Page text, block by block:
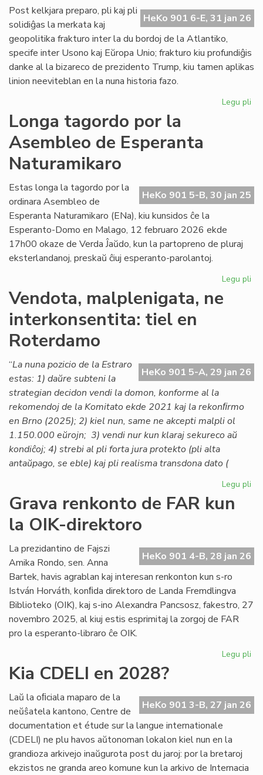
ĉe
HeKo 901 6-E, 31 jan 26
Post kelkjara preparo, pli kaj pli
solidiĝas la merkata kaj
geopolitika frakturo inter la du bordoj de la Atlantiko,
specife inter Usono kaj Eŭropa Unio; frakturo kiu profundiĝis
danke al la bizareco de prezidento Trump, kiu tamen aplikas
linion neeviteblan en la nuna historia fazo.
Legu pli
ĉe
Longa tagordo por la
Asembleo de Esperanta
Naturamikaro
HeKo 901 5-B, 30 jan 25
Estas longa la tagordo por la
ordinara Asembleo de
Esperanta Naturamikaro (ENa), kiu kunsidos ĉe la
Esperanto-Domo en Malago, 12 februaro 2026 ekde
17h00 okaze de Verda Ĵaŭdo, kun la partopreno de pluraj
eksterlandanoj, preskaŭ ĉiuj esperanto-parolantoj.
Legu pli
Vendota, malplenigata, ne
interkonsentita: tiel en
Roterdamo
HeKo 901 5-A, 29 jan 26
“La nuna pozicio de la Estraro
estas: 1) daŭre subteni la
strategian decidon vendi la domon, konforme al la
rekomendoj de la Komitato ekde 2021 kaj la rekonﬁrmo
en Brno (2025); 2) kiel nun, same ne akcepti malpli ol
1.150.000 eŭrojn; 3) vendi nur kun klaraj sekureco aŭ
kondiĉoj; 4) strebi al pli forta jura protekto (pli alta
antaŭpago, se eble) kaj pli realisma transdona dato (
Legu pli
tiel
Grava renkonto de FAR kun
la OIK-direktoro
HeKo 901 4-B, 28 jan 26
La prezidantino de Fajszi
Amika Rondo, sen. Anna
Bartek, havis agrablan kaj interesan renkonton kun s-ro
István Horváth, konﬁda direktoro de Landa Fremdlingva
Biblioteko (OIK), kaj s-ino Alexandra Pancsosz, fakestro, 27
novembro 2025, al kiuj estis esprimitaj la zorgoj de FAR
pro la esperanto-libraro ĉe OIK.
Legu pli
Kia CDELI en 2028?
HeKo 901 3-B, 27 jan 26
Laŭ la oﬁciala maparo de la
neŭŝatela kantono, Centre de
documentation et étude sur la langue internationale
(CDELI) ne plu havos aŭtonoman lokalon kiel nun en la
grandioza arkivejo inaŭgurota post du jaroj: por la bretaroj
ekzistos ne granda areo komune kun la arkivo de Internacia